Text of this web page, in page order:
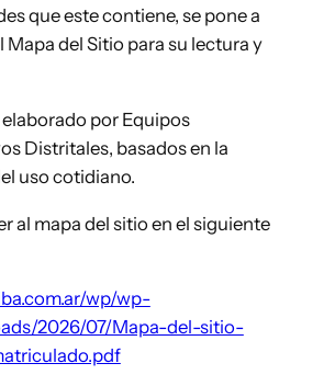
que este contiene, se pone a
del Sitio para su lectura y
por Equipos
Distritales, basados en la
uso cotidiano.
al mapa del sitio en el siguiente
wp/wp-
2026/07/Mapa-del-sitio-